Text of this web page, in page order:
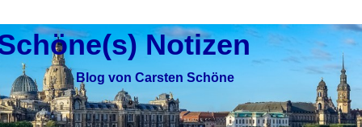
Blog von Carsten Schöne
Notizen